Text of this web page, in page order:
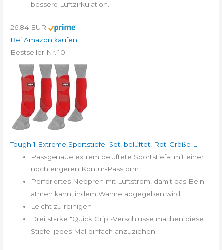
bessere Luftzirkulation.
26,84 EUR
Bei Amazon kaufen
Bestseller Nr. 10
Tough 1 Extreme Sportstiefel-Set, belüftet, Rot, Größe L
Passgenaue extrem belüftete Sportstiefel mit einer
noch engeren Kontur-Passform
Perforiertes Neopren mit Luftstrom, damit das Bein
atmen kann, indem Wärme abgegeben wird
Leicht zu reinigen
Drei starke "Quick Grip"-Verschlüsse machen diese
Stiefel jedes Mal einfach anzuziehen